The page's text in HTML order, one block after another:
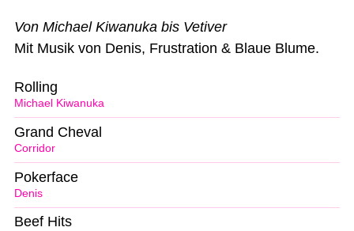
Von Michael Kiwanuka bis Vetiver
Mit Musik von Denis, Frustration & Blaue Blume.
Michael Kiwanuka
Rolling
Corridor
Grand Cheval
Denis
Pokerface
Beef Hits